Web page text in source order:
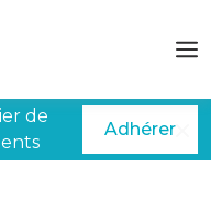
de
Adhérer